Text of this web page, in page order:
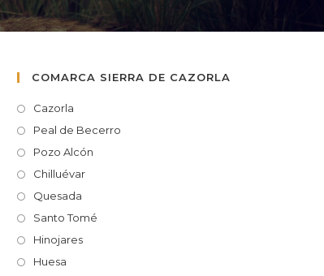
COMARCA SIERRA DE CAZORLA
Cazorla
Peal de Becerro
Pozo Alcón
Chilluévar
Quesada
Santo Tomé
Hinojares
Huesa